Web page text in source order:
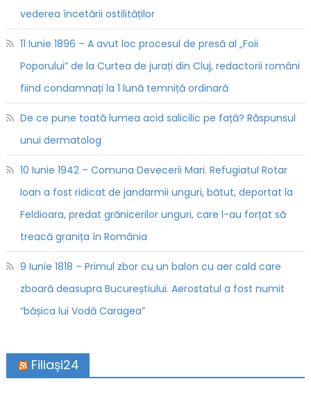
vederea încetării ostilităților
11 Iunie 1896 – A avut loc procesul de presă al „Foii
Poporului” de la Curtea de jurați din Cluj, redactorii români
fiind condamnați la 1 lună temniță ordinară
De ce pune toată lumea acid salicilic pe față? Răspunsul
unui dermatolog
10 Iunie 1942 – Comuna Devecerii Mari. Refugiatul Rotar
Ioan a fost ridicat de jandarmii unguri, bătut, deportat la
Feldioara, predat grănicerilor unguri, care l-au forțat să
treacă granița în România
9 Iunie 1818 – Primul zbor cu un balon cu aer cald care
zboară deasupra Bucureștiului. Aerostatul a fost numit
“bășica lui Vodă Caragea”
Filiași24